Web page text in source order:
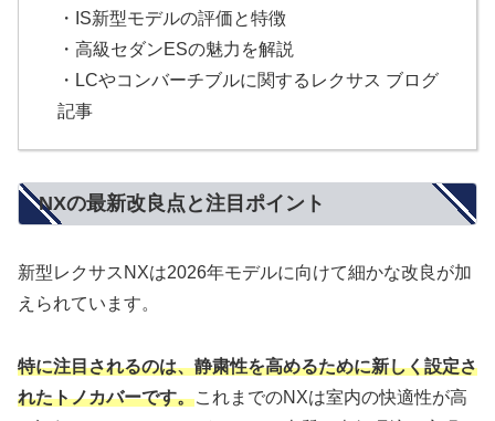
・IS新型モデルの評価と特徴
・高級セダンESの魅力を解説
・LCやコンバーチブルに関するレクサス ブログ
記事
NXの最新改良点と注目ポイント
新型レクサスNXは2026年モデルに向けて細かな改良が加
えられています。
特に注目されるのは、静粛性を高めるために新しく設定さ
れたトノカバーです。これまでのNXは室内の快適性が高